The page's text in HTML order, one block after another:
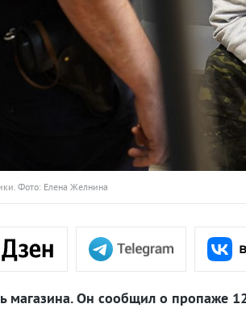
Фото: Елена Желнина
магазина. Он сообщил о пропаже